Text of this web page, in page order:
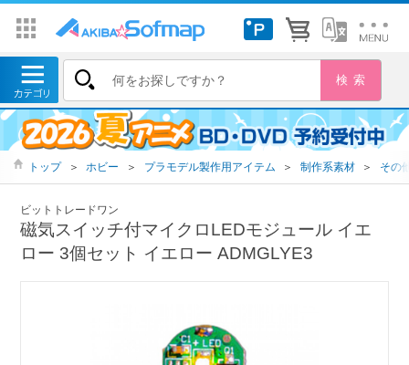
トップ ＞ ホビー ＞ プラモデル製作用アイテム ＞ 制作系素材 ＞ その
ビットトレードワン
磁気スイッチ付マイクロLEDモジュール イエ
ロー 3個セット イエロー ADMGLYE3